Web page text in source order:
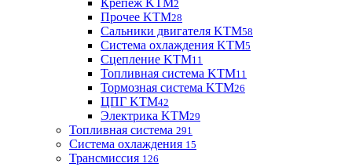
Крепеж KTM2
Прочее KTM28
Сальники двигателя KTM58
Система охлаждения KTM5
Сцепление KTM11
Топливная система KTM11
Тормозная система KTM26
ЦПГ KTM42
Электрика KTM29
Топливная система 291
Система охлаждения 15
Трансмиссия 126